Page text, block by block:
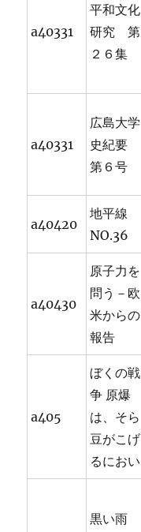
a40331
平和文化
研究 第
２６集
a40331
広島大学
史紀要
第６号
a40420
地平線
NO.36
a40430
原子力を
問う－欧
米からの
報告
a405
ぼくの戦
争 原爆
は、そら
豆がこげ
るにおい
黒い雨